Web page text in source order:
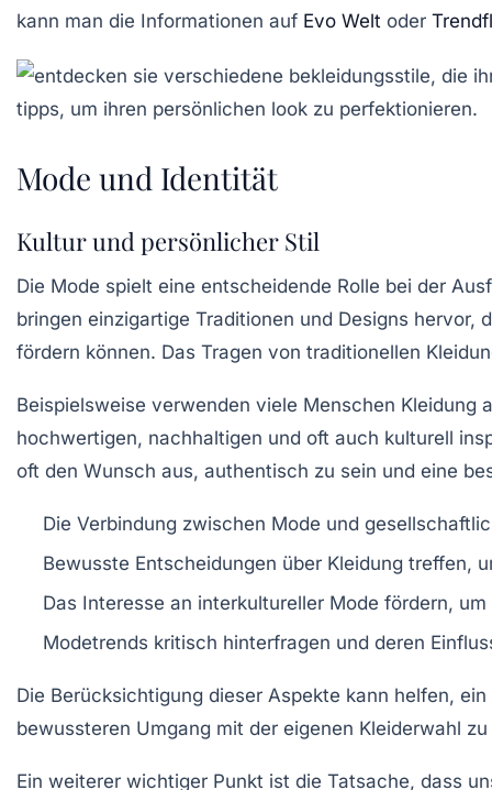
kann man die Informationen auf Evo Welt oder
Mode und Identität
Kultur und persönlicher Stil
Die Mode spielt eine entscheidende Rolle bei der
bringen einzigartige Traditionen und Designs hervor,
fördern können. Das Tragen von traditionellen
Beispielsweise verwenden viele Menschen Kleidung
hochwertigen, nachhaltigen und oft auch kulturell
oft den Wunsch aus, authentisch zu sein und eine
Die Verbindung zwischen Mode und
Bewusste Entscheidungen über Kleidung treffen,
Das Interesse an interkultureller Mode fördern,
Modetrends kritisch hinterfragen und deren
Die Berücksichtigung dieser Aspekte kann helfen,
bewussteren Umgang mit der eigenen Kleiderwahl
Ein weiterer wichtiger Punkt ist die Tatsache, dass